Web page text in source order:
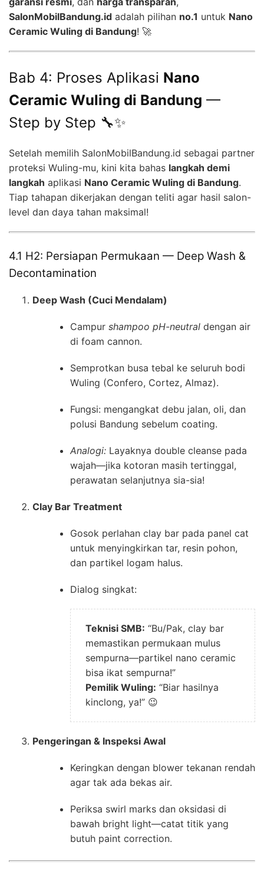
SalonMobilBandung.id adalah pilihan no.1 untuk Nano
Ceramic Wuling di Bandung! 🚀
Bab 4: Proses Aplikasi Nano
Ceramic Wuling di Bandung —
Step by Step 🔧✨
Setelah memilih SalonMobilBandung.id sebagai partner
proteksi Wuling-mu, kini kita bahas langkah demi
langkah aplikasi Nano Ceramic Wuling di Bandung.
Tiap tahapan dikerjakan dengan teliti agar hasil salon-
level dan daya tahan maksimal!
4.1 H2: Persiapan Permukaan — Deep Wash &
Decontamination
Deep Wash (Cuci Mendalam)
Campur shampoo pH-neutral dengan air
di foam cannon.
Semprotkan busa tebal ke seluruh bodi
Wuling (Confero, Cortez, Almaz).
Fungsi: mengangkat debu jalan, oli, dan
polusi Bandung sebelum coating.
Analogi: Layaknya double cleanse pada
wajah—jika kotoran masih tertinggal,
perawatan selanjutnya sia-sia!
Clay Bar Treatment
Gosok perlahan clay bar pada panel cat
untuk menyingkirkan tar, resin pohon,
dan partikel logam halus.
Dialog singkat:
Teknisi SMB: “Bu/Pak, clay bar
memastikan permukaan mulus
sempurna—partikel nano ceramic
bisa ikat sempurna!”
Pemilik Wuling: “Biar hasilnya
kinclong, ya!” 😉
Pengeringan & Inspeksi Awal
Keringkan dengan blower tekanan rendah
agar tak ada bekas air.
Periksa swirl marks dan oksidasi di
bawah bright light—catat titik yang
butuh paint correction.